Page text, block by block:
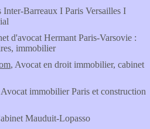
Inter-Barreaux I Paris Versailles I
d'avocat Hermant Paris-Varsovie :
immobilier
, Avocat en droit immobilier, cabinet
immobilier Paris et construction
Mauduit-Lopasso